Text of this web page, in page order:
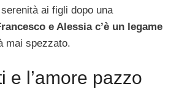
ai figli dopo una
e Alessia c’è un legame
mai spezzato.
e l’amore pazzo